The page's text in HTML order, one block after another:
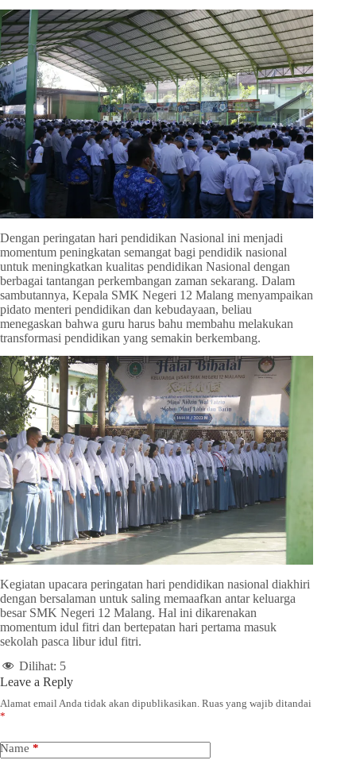
Dengan peringatan hari pendidikan Nasional ini menjadi
momentum peningkatan semangat bagi pendidik nasional
untuk meningkatkan kualitas pendidikan Nasional dengan
berbagai tantangan perkembangan zaman sekarang. Dalam
sambutannya, Kepala SMK Negeri 12 Malang menyampaikan
pidato menteri pendidikan dan kebudayaan, beliau
menegaskan bahwa guru harus bahu membahu melakukan
transformasi pendidikan yang semakin berkembang.
Kegiatan upacara peringatan hari pendidikan nasional diakhiri
dengan bersalaman untuk saling memaafkan antar keluarga
besar SMK Negeri 12 Malang. Hal ini dikarenakan
momentum idul fitri dan bertepatan hari pertama masuk
sekolah pasca libur idul fitri.
Dilihat: 5
Leave a Reply
Alamat email Anda tidak akan dipublikasikan. Ruas yang wajib ditandai
*
Name *